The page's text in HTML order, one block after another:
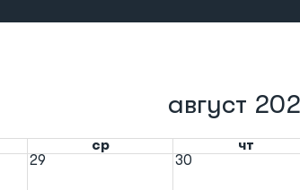
август
ср чт
29 30